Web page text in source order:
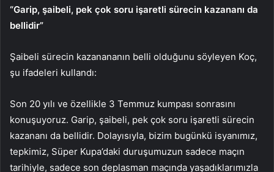
“Garip, şaibeli, pek çok soru işaretli sürecin kazananı da
bellidir”
Şaibeli sürecin kazanananın belli olduğunu söyleyen Koç,
şu ifadeleri kullandı:
Son 20 yılı ve özellikle 3 Temmuz kumpası sonrasını
konuşuyoruz. Garip, şaibeli, pek çok soru işaretli sürecin
kazananı da bellidir. Dolayısıyla, bizim bugünkü isyanımız,
tepkimiz, Süper Kupa’daki duruşumuzun sadece maçın
tarihiyle, sadece son deplasman maçında yaşadıklarımızla